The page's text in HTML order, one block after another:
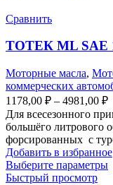
Сравнить
ТОТЕК ML SAE
Моторные масла,
коммерческих
1178,00 ₽ – 4981,00 ₽
Для всесезонного
большёго литрового
форсированных с
Добавить в избранное
Выберите параметры
Быстрый просмотр